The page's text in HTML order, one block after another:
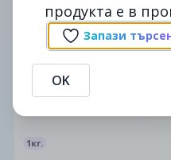
1кг.
18/06
-22%
продукта е в
Запази
OK